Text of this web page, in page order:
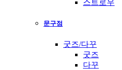
스트로우
문구점
굿즈/다꾸
굿즈
다꾸